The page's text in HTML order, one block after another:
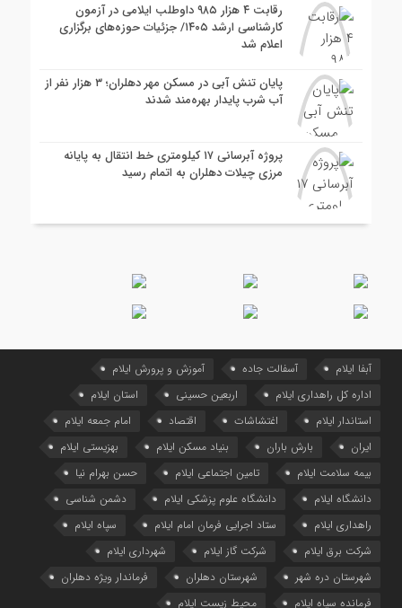
رقابت ۴ هزار ۹۸۵ داوطلب ایلامی در آزمون
کارشناسی ارشد ۱۴۰۵/ جزئیات حوزه‌های برگزاری
اعلام شد
پایان تنش آبی در مسکن مهر دهلران؛ ۳ هزار نفر از
آب شرب پایدار بهره‌مند شدند
پروژه آبرسانی ۱۷ کیلومتری خط انتقال به پایانه
مرزی چیلات دهلران به اتمام رسید
آبفا ایلام آسفالت جاده
آموزش و پرورش ایلام
اداره کل راهداری ایلام
اربعین حسینی
استان ایلام
استاندار ایلام
اغتشاشات اقتصاد
امام جمعه ایلام
ایران
بارش باران بنیاد مسکن ایلام
بهزیستی ایلام
بیمه سلامت ایلام
تامین اجتماعی ایلام
حسن بهرام نیا
دانشگاه ایلام
دانشگاه علوم پزشکی ایلام
دشمن شناسی
راهداری ایلام
ستاد اجرایی فرمان امام ایلام
سپاه ایلام
شرکت برق ایلام
شرکت گاز ایلام
شهرداری ایلام
شهرستان دره شهر
شهرستان دهلران
فرماندار ویژه دهلران
فرمانده سپاه ایلام
محیط زیست ایلام